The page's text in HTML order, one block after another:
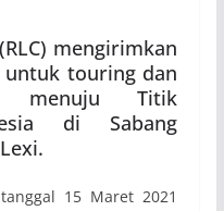
mengirimkan
untuk touring dan
menuju Titik
di Sabang
15 Maret 2021